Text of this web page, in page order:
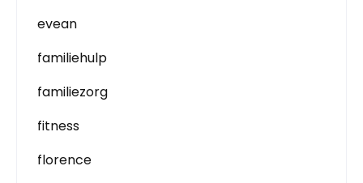
evean
familiehulp
familiezorg
fitness
florence